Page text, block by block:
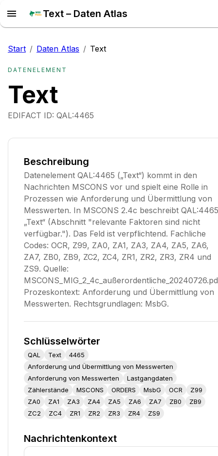
Text – Daten Atlas
Start / Daten Atlas / Text
DATENELEMENT
Text
EDIFACT ID: QAL:4465
Beschreibung
Datenelement QAL:4465 („Text“) kommt in den
Nachrichten MSCONS vor und spielt eine Rolle in
Prozessen wie Anforderung und Übermittlung von
Messwerten. In MSCONS 2.4c beschreibt QAL:4465
„Text“ (Abschnitt "relevante Faktoren sind nicht
verfügbar."). Das Feld ist verpflichtend. Fachliche
Codes: OCR, Z99, ZA0, ZA1, ZA3, ZA4, ZA5, ZA6,
ZA7, ZB0, ZB9, ZC2, ZC4, ZR1, ZR2, ZR3, ZR4 und
ZS9. Quelle:
Prozeskontext: Anforderung und Übermittlung von
Messwerten. Rechtsgrundlagen: MsbG.
Schlüsselwörter
QAL Text
4465
Anforderung und Übermittlung von Messwerten
Anforderung von Messwerten
Lastgangdaten
Zählerstände
MSCONS ORDERS MsbG OCR
Z99
ZA0
ZA1 ZA3 ZA4 ZA5 ZA6 ZA7 ZB0
ZB9
ZC2
ZC4 ZR1 ZR2 ZR3 ZR4 ZS9
Nachrichtenkontext